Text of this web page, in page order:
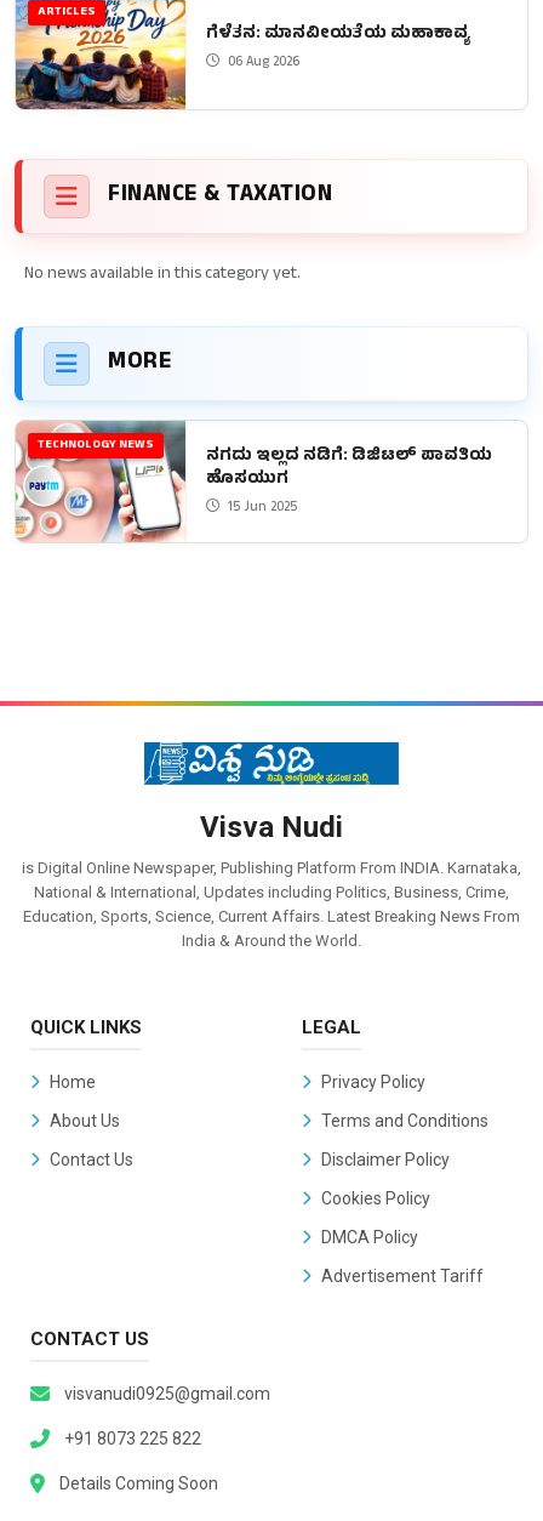
ARTICLES
ಗೆಳೆತನ: ಮಾನವೀಯತೆಯ ಮಹಾಕಾವ್ಯ
06 Aug 2026
FINANCE & TAXATION
No news available in this category yet.
MORE
TECHNOLOGY NEWS
ನಗದು ಇಲ್ಲದ ನಡಿಗೆ: ಡಿಜಿಟಲ್ ಪಾವತಿಯ
ಹೊಸಯುಗ
15 Jun 2025
Visva Nudi
is Digital Online Newspaper, Publishing Platform From INDIA. Karnataka,
National & International, Updates including Politics, Business, Crime,
Education, Sports, Science, Current Affairs. Latest Breaking News From
India & Around the World.
QUICK LINKS
Home
About Us
Contact Us
LEGAL
Privacy Policy
Terms and Conditions
Disclaimer Policy
Cookies Policy
DMCA Policy
Advertisement Tariff
CONTACT US
visvanudi0925@gmail.com
+91 8073 225 822
Details Coming Soon